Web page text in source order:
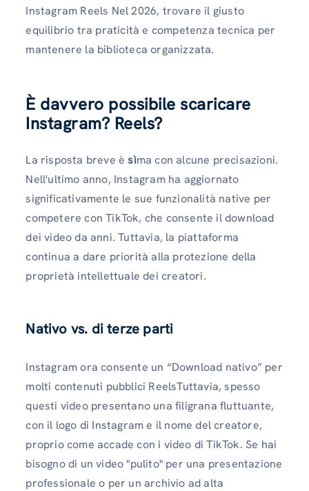
Instagram Reels Nel 2026, trovare il giusto
equilibrio tra praticità e competenza tecnica per
mantenere la biblioteca organizzata.
È davvero possibile scaricare
Instagram? Reels?
La risposta breve èsìma con alcune precisazioni.
Nell'ultimo anno, Instagram ha aggiornato
significativamente le sue funzionalità native per
competere con TikTok, che consente il download
dei video da anni. Tuttavia, la piattaforma
continua a dare priorità alla protezione della
proprietà intellettuale dei creatori.
Nativo vs. di terze parti
Instagram ora consente un “Download nativo” per
molti contenuti pubblici ReelsTuttavia, spesso
questi video presentano una filigrana fluttuante,
con il logo di Instagram e il nome del creatore,
proprio come accade con i video di TikTok. Se hai
bisogno di un video "pulito" per una presentazione
professionale o per un archivio ad alta